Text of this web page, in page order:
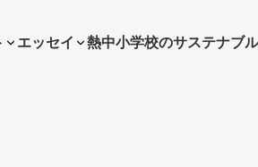
エッセイ 熱中小学校のサステナブ